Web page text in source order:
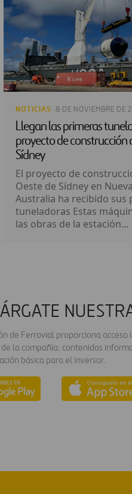
NOTICIAS · 8 DE NOVIEMBRE DE
Llegan las primeras
proyecto de construcción
Sídney
El proyecto de
Oeste de Sídney en
Australia ha recibido sus
tuneladoras Estas
las obras de la estación...
de Ferrovial proporciona
la compañía: contenidos
básica para el inversor.